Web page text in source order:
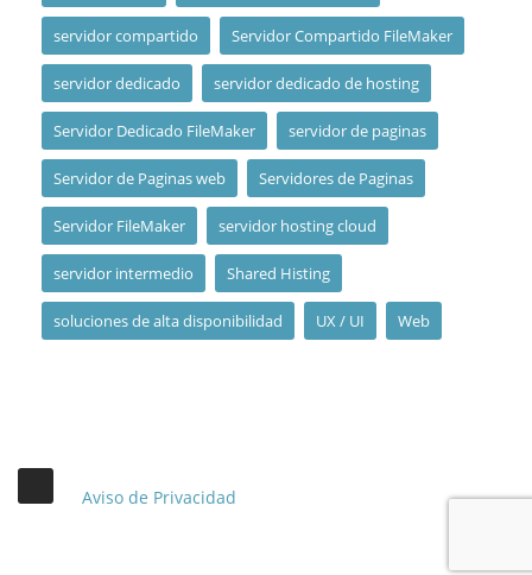
servidor compartido Servidor Compartido FileMaker
servidor dedicado servidor dedicado de hosting
Servidor Dedicado FileMaker servidor de paginas
Servidor de Paginas web Servidores de Paginas
Servidor FileMaker servidor hosting cloud
servidor intermedio Shared Histing
soluciones de alta disponibilidad UX / UI Web
Aviso de Privacidad